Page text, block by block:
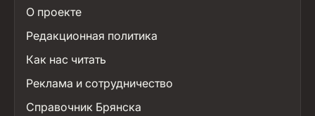
О проекте
Редакционная политика
Как нас читать
Реклама и сотрудничество
Справочник Брянска